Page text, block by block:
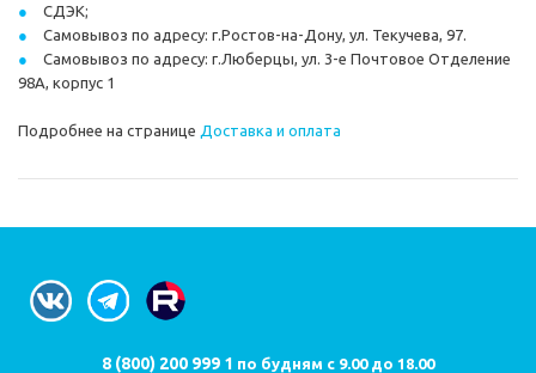
СДЭК;
Самовывоз по адресу: г.Ростов-на-Дону, ул. Текучева, 97.
Самовывоз по адресу: г.Люберцы, ул. 3-е Почтовое Отделение
98А, корпус 1
Подробнее на странице Доставка и оплата
8 (800) 200 999 1 по будням с 9.00 до 18.00